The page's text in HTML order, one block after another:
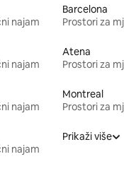
najam
Barcelona
Prostori za
najam
Atena
Prostori za
najam
Montreal
Prostori za
najam
Prikaži više